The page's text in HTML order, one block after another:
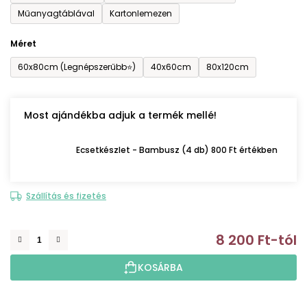
Műanyagtáblával
Kartonlemezen
Méret
60x80cm (Legnépszerűbb⭐)
40x60cm 80x120cm
Most ajándékba adjuk a termék mellé!
Ecsetkészlet - Bambusz (4 db) 800 Ft értékben
Szállítás és fizetés
8 200 Ft-tól
KOSÁRBA